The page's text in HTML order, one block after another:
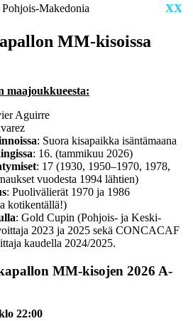
Makedonia
XX
MM-kisoissa
maajoukkueesta:
Aguirre
: Suora kisapaikka isäntämaana
: 16. (tammi­kuu 2026)
: 17 (1930, 1950–1970, 1978,
vuodesta 1994 lähtien)
: Puolivälierät 1970 ja 1986
kotikentällä!)
: Gold Cupin (Pohjois- ja Keski-
2023 ja 2025 sekä CONCACAF
kaudella 2024/2025.
MM-kisojen 2026 A-
22:00